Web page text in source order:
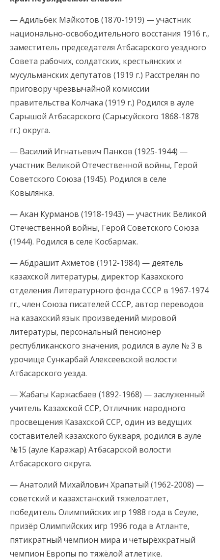
— Адильбек Майкотов (1870-1919) — участник
национально-освободительного восстания 1916 г.,
заместитель председателя Атбасарского уездного
Совета рабочих, солдатских, крестьянских и
мусульманских депутатов (1919 г.) Расстрелян по
приговору чрезвычайной комиссии
правительства Колчака (1919 г.) Родился в ауле
Сарышой Атбасарского (Сарысуйского 1868-1878
гг.) округа.
— Василий Игнатьевич Панков (1925-1944) —
участник Великой Отечественной войны, Герой
Советского Союза (1945). Родился в селе
Ковылянка.
— Акан Курманов (1918-1943) — участник Великой
Отечественной войны, Герой Советского Союза
(1944). Родился в селе Косбармак.
— Абдрашит Ахметов (1912-1984) — деятель
казахской литературы, директор Казахского
отделения Литературного фонда СССР в 1967-1974
гг., член Союза писателей СССР, автор переводов
на казахский язык произведений мировой
литературы, персональный пенсионер
республиканского значения, родился в ауле № 3 в
урочище Сункарбай Алексеевской волости
Атбасарского уезда.
— Жабагы Каржасбаев (1892-1968) — заслуженный
учитель Казахской ССР, Отличник народного
просвещения Казахской ССР, один из ведущих
составителей казахского букваря, родился в ауле
№15 (ауле Каражар) Атбасарской волости
Атбасарского округа.
— Анатолий Михайлович Храпатый (1962-2008) —
советский и казахстанский тяжелоатлет,
победитель Олимпийских игр 1988 года в Сеуле,
призёр Олимпийских игр 1996 года в Атланте,
пятикратный чемпион мира и четырёхкратный
чемпион Европы по тяжёлой атлетике.